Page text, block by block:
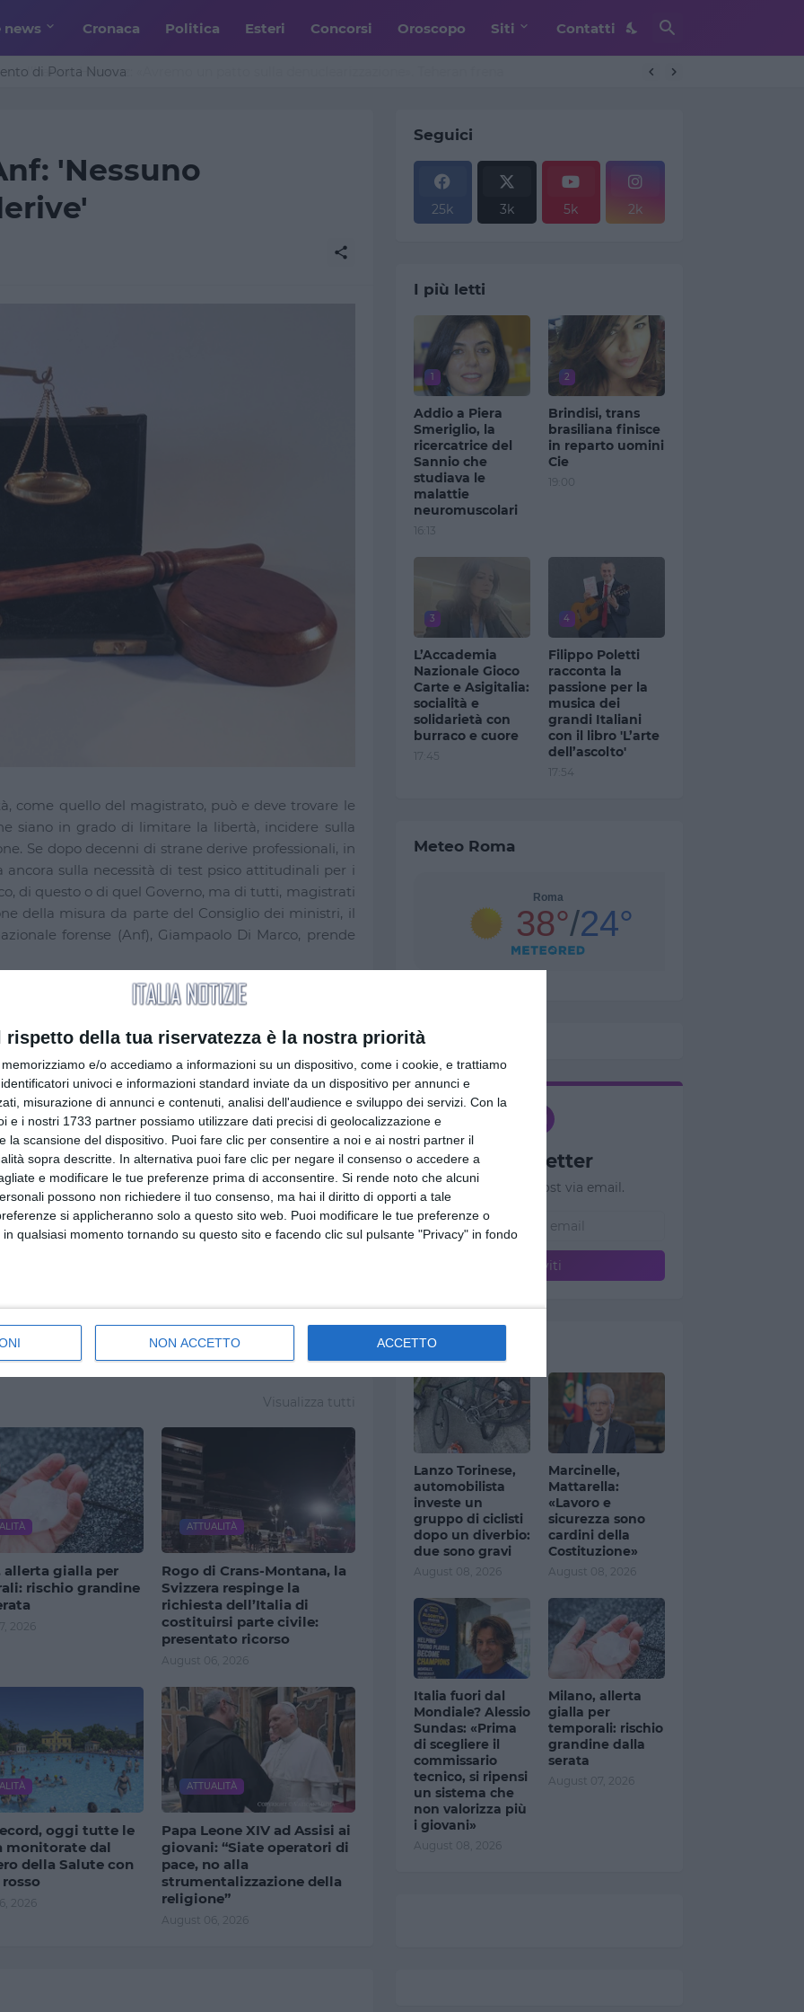
rispetto della tua riservatezza è la nostra priorità
memorizziamo e/o accediamo a informazioni su un dispositivo, come i cookie, e trattiamo
univoci e informazioni standard inviate da un dispositivo per annunci e
misurazione di annunci e contenuti, analisi dell'audience e sviluppo dei servizi. Con la
e i nostri 1733 partner possiamo utilizzare dati precisi di geolocalizzazione e
la scansione del dispositivo. Puoi fare clic per consentire a noi e ai nostri partner il
sopra descritte. In alternativa puoi fare clic per negare il consenso o accedere a
e modificare le tue preferenze prima di acconsentire. Si rende noto che alcuni
possono non richiedere il tuo consenso, ma hai il diritto di opporti a tale
si applicheranno solo a questo sito web. Puoi modificare le tue preferenze o
qualsiasi momento tornando su questo sito e facendo clic sul pulsante "Privacy" in fondo
NON ACCETTO ACCETTO
Cronaca Politica Esteri Concorsi Oroscopo Siti Contatti
l’Iran su Hormuz: «Avremo un patto sulla denuclearizzazione». Teheran frena
'Nessuno
come quello del magistrato, può e deve trovare le
siano in grado di limitare la libertà, incidere sulla
Se dopo decenni di strane derive professionali, in
sulla necessità di test psico attitudinali per i
di questo o di quel Governo, ma di tutti, magistrati
della misura da parte del Consiglio dei ministri, il
forense (Anf), Giampaolo Di Marco, prende
spiega Di Marco - ha reso maggiormente
poco hanno a che fare con la giurisdizione e il
ogni intervento sul sistema ordinamento
costituzionale, sarebbe più utile comprendere
affinché si possa scegliere in futuro di fare il
in grado e si venga valutati per preparazione
non affatto facili e alla portata di tutti, che tale
e personale". A margine, conclude, "resta anche
della previsione in assenza di una specifica
che il test venga disposto dopo aver superato il
Visualizza tutti
allerta gialla per
rischio grandine
2026
ATTUALITÀ
Rogo di Crans-Montana, la
Svizzera respinge la
richiesta dell’Italia di
costituirsi parte civile:
presentato ricorso
August 06, 2026
oggi tutte le
monitorate dal
della Salute con
2026
ATTUALITÀ
Papa Leone XIV ad Assisi ai
giovani: “Siate operatori di
pace, no alla
strumentalizzazione della
religione”
August 06, 2026
Seguici
25k 3k 5k 2k
I più letti
1
Addio a Piera
Smeriglio, la
ricercatrice del
Sannio che
studiava le
malattie
neuromuscolari
16:13
2
Brindisi, trans
brasiliana finisce
in reparto uomini
Cie
19:00
3
L’Accademia
Nazionale Gioco
Carte e Asigitalia:
socialità e
solidarietà con
burraco e cuore
17:45
4
Filippo Poletti
racconta la
passione per la
musica dei
grandi Italiani
con il libro 'L’arte
dell’ascolto'
17:54
Meteo Roma
Newsletter
Ricevi nuovi post via email.
Ultimi articoli
Lanzo Torinese,
automobilista
investe un
gruppo di ciclisti
dopo un diverbio:
due sono gravi
August 08, 2026
Marcinelle,
Mattarella:
«Lavoro e
sicurezza sono
cardini della
Costituzione»
August 08, 2026
Italia fuori dal
Mondiale? Alessio
Sundas: «Prima
di scegliere il
commissario
tecnico, si ripensi
un sistema che
non valorizza più
i giovani»
August 08, 2026
Milano, allerta
gialla per
temporali: rischio
grandine dalla
serata
August 07, 2026